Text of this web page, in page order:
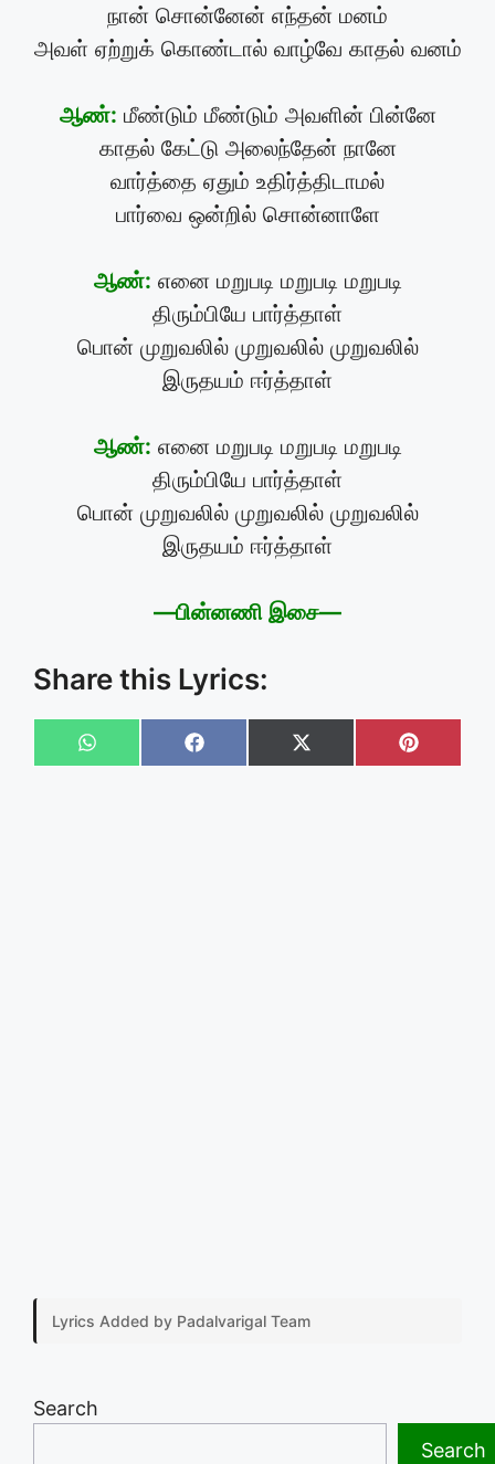
நான் சொன்னேன் எந்தன் மனம்
அவள் ஏற்றுக் கொண்டால் வாழ்வே காதல் வனம்
ஆண்: மீண்டும் மீண்டும் அவளின் பின்னே
காதல் கேட்டு அலைந்தேன் நானே
வார்த்தை ஏதும் உதிர்த்திடாமல்
பார்வை ஒன்றில் சொன்னாளே
ஆண்: எனை மறுபடி மறுபடி மறுபடி
திரும்பியே பார்த்தாள்
பொன் முறுவலில் முறுவலில் முறுவலில்
இருதயம் ஈர்த்தாள்
ஆண்: எனை மறுபடி மறுபடி மறுபடி
திரும்பியே பார்த்தாள்
பொன் முறுவலில் முறுவலில் முறுவலில்
இருதயம் ஈர்த்தாள்
—பின்னணி இசை—
Share this Lyrics:
Share
on
Share
on
Share
on
Share
on
Lyrics Added by Padalvarigal Team
Search
Search